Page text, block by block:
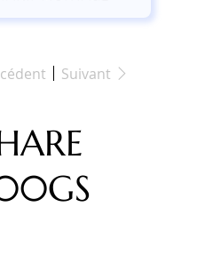
Suivant